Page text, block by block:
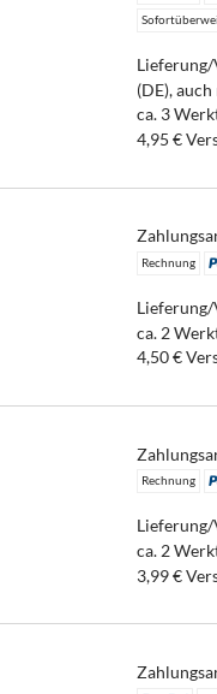
Lieferung/
(DE),
ca. 3
4,95 €
Rechnung
Lieferung/
ca. 2
4,50 €
Rechnung
Lieferung/
ca. 2
3,99 €